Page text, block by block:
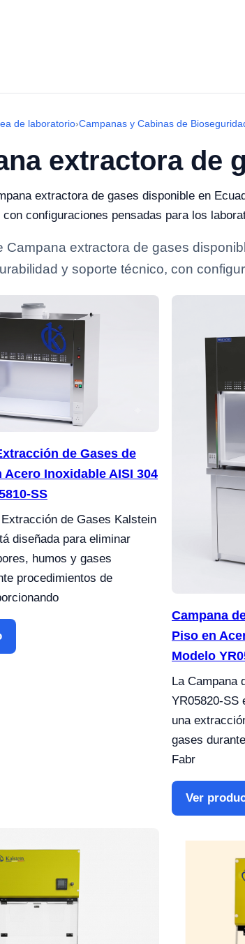
de laboratorio›Campanas y Cabinas de
extractora de
extractora de gases disponible en
configuraciones pensadas para los
Campana extractora de gases
y soporte técnico, con
de Gases de
Acero Inoxidable AISI 304
SS
de Gases Kalstein
diseñada para eliminar
humos y gases
procedimientos de
Campana
Piso en
Modelo
La Campana
YR05820-SS
una
gases
Fabr
Ver